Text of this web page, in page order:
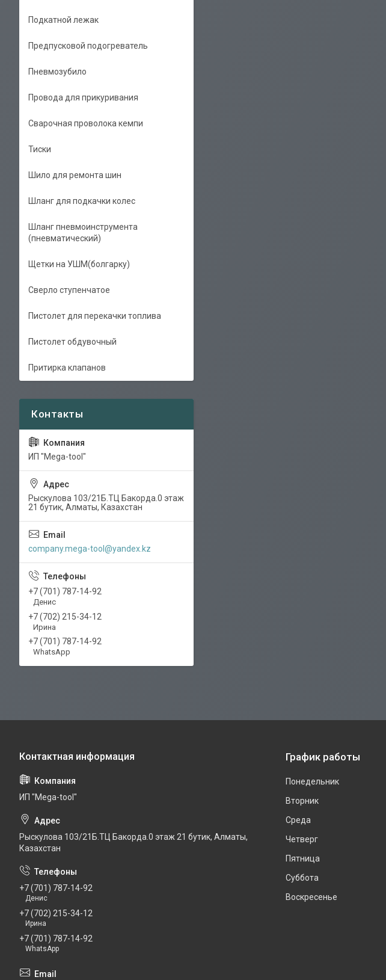
Подкатной лежак
Предпусковой подогреватель
Пневмозубило
Провода для прикуривания
Сварочная проволока кемпи
Тиски
Шило для ремонта шин
Шланг для подкачки колес
Шланг пневмоинструмента
(пневматический)
Щетки на УШМ(болгарку)
Сверло ступенчатое
Пистолет для перекачки топлива
Пистолет обдувочный
Притирка клапанов
ИП "Mega-tool"
Рыскулова 103/21Б.ТЦ Бакорда.0 этаж
21 бутик, Алматы, Казахстан
company.mega-tool@yandex.kz
+7 (701) 787-14-92
Денис
+7 (702) 215-34-12
Ирина
+7 (701) 787-14-92
WhatsApp
ИП "Mega-tool"
Рыскулова 103/21Б.ТЦ Бакорда.0 этаж 21 бутик, Алматы,
Казахстан
+7 (701) 787-14-92
Денис
+7 (702) 215-34-12
Ирина
+7 (701) 787-14-92
WhatsApp
График работы
Понедельник
Вторник
Среда
Четверг
Пятница
Суббота
Воскресенье